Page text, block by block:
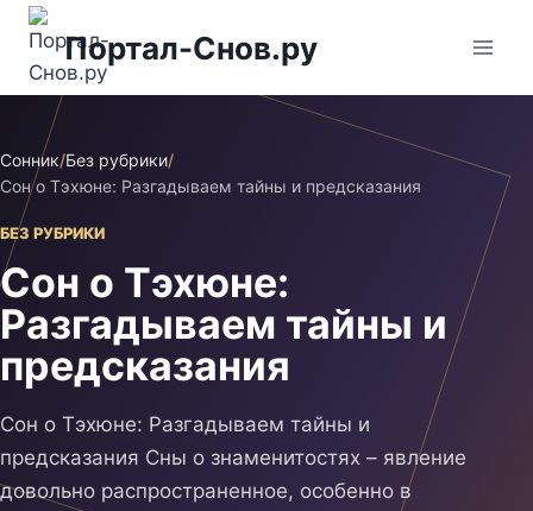
Перейти
содержимому
Портал-Снов.ру
Сонник/Без рубрики/
Сон о Тэхюне: Разгадываем тайны и предсказания
БЕЗ РУБРИКИ
Сон о Тэхюне:
Разгадываем тайны и
предсказания
Сон о Тэхюне: Разгадываем тайны и
предсказания Сны о знаменитостях – явление
довольно распространенное, особенно в